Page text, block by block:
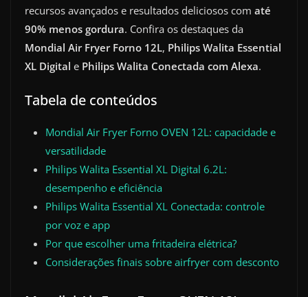
recursos avançados e resultados deliciosos com até
90% menos gordura. Confira os destaques da
Mondial Air Fryer Forno 12L, Philips Walita Essential
XL Digital e Philips Walita Conectada com Alexa.
Tabela de conteúdos
Mondial Air Fryer Forno OVEN 12L: capacidade e
versatilidade
Philips Walita Essential XL Digital 6.2L:
desempenho e eficiência
Philips Walita Essential XL Conectada: controle
por voz e app
Por que escolher uma fritadeira elétrica?
Considerações finais sobre airfryer com desconto